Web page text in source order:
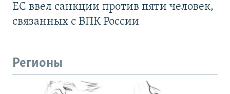
ЕС ввел санкции против пяти человек,
связанных с ВПК России
Регионы